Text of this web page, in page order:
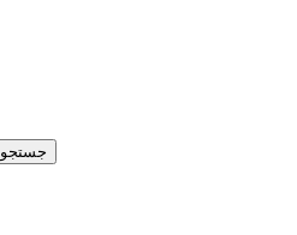
جستجو